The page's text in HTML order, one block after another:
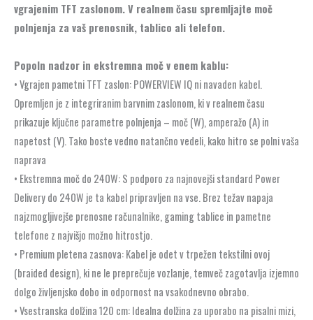
USB
240W
količina
vgrajenim TFT zaslonom. V realnem času spremljajte moč
polnjenja za vaš prenosnik, tablico ali telefon.
Popoln nadzor in ekstremna moč v enem kablu:
• Vgrajen pametni TFT zaslon: POWERVIEW IQ ni navaden kabel.
Opremljen je z integriranim barvnim zaslonom, ki v realnem času
prikazuje ključne parametre polnjenja – moč (W), amperažo (A) in
napetost (V). Tako boste vedno natančno vedeli, kako hitro se polni vaša
naprava
• Ekstremna moč do 240W: S podporo za najnovejši standard Power
Delivery do 240W je ta kabel pripravljen na vse. Brez težav napaja
najzmogljivejše prenosne računalnike, gaming tablice in pametne
telefone z najvišjo možno hitrostjo.
• Premium pletena zasnova: Kabel je odet v trpežen tekstilni ovoj
(braided design), ki ne le preprečuje vozlanje, temveč zagotavlja izjemno
dolgo življenjsko dobo in odpornost na vsakodnevno obrabo.
• Vsestranska dolžina 120 cm: Idealna dolžina za uporabo na pisalni mizi,